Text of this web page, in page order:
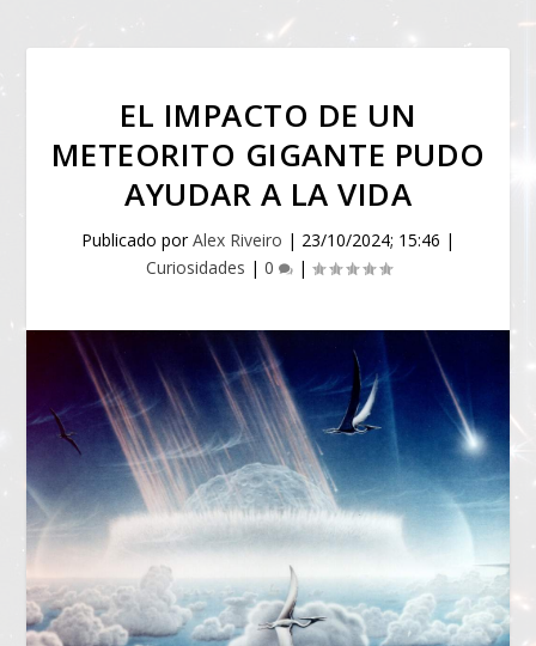
EL IMPACTO DE UN
METEORITO GIGANTE PUDO
AYUDAR A LA VIDA
Publicado porAlex Riveiro | 23/10/2024; 15:46 |
Curiosidades | 0 |